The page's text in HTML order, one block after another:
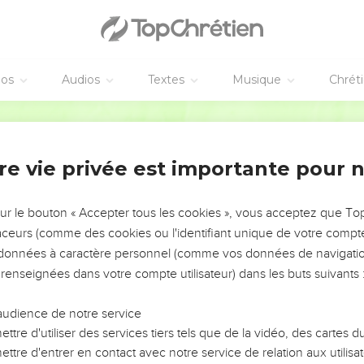
Audios Textes Musique
de la montagne qui est vis-à-vis de la vallée de Ben
par la vallée de Hinnom, sur le côté méridional des
nord à En Schémesch, puis à Gueliloth, qui est vis-à-vis de la
de Bohan, fils de Ruben.
septentrional en face d'Araba, descendait à Araba,
au midi. C'était la limite méridionale.
formait la limite. Tel fut l'héritage des fils de Benjamin,
les côtés.
fils de Benjamin, selon leurs familles, étaient : Jéricho, Beth
Béthel,
et Guéba ; douze villes, et leurs villages.
vie privée est importante pour
le bouton « Accepter tous les cookies », vous acceptez que
(comme des cookies ou l'identifiant unique de votre
à caractère personnel (comme vos données de
dans votre compte utilisateur) dans les buts suivants :
de notre service
d'utiliser des services tiers tels que de la vidéo, des cartes
d'entrer en contact avec notre service de relation aux